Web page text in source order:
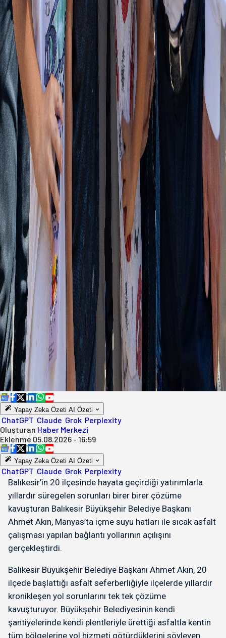
Yapay Zeka Özeti AI Özeti
ChatGPT Claude Grok Perplexity
Oluşturan Haber Merkezi
Eklenme 05.08.2026 - 16:59
Yapay Zeka Özeti AI Özeti
ChatGPT Claude Grok Perplexity
Balıkesir’in 20 ilçesinde hayata geçirdiği yatırımlarla
yıllardır süregelen sorunları birer birer çözüme
kavuşturan Balıkesir Büyükşehir Belediye Başkanı
Ahmet Akın, Manyas’ta içme suyu hatları ile sıcak asfalt
çalışması yapılan bağlantı yollarının açılışını
gerçekleştirdi.
Balıkesir Büyükşehir Belediye Başkanı Ahmet Akın, 20
ilçede başlattığı asfalt seferberliğiyle ilçelerde yıllardır
kronikleşen yol sorunlarını tek tek çözüme
kavuşturuyor. Büyükşehir Belediyesinin kendi
şantiyelerinde kendi plentleriyle ürettiği asfaltla kentin
tüm bölgelerine yol hizmeti götürdüklerini söyleyen